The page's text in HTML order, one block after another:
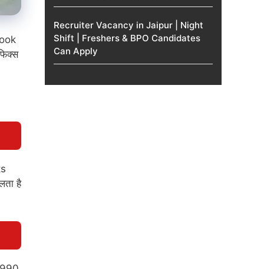
है
Recruiter Vacancy in Jaipur | Night
Shift | Freshers & BPO Candidates
Can Apply